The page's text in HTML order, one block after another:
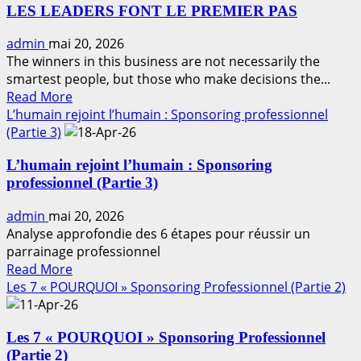
LA
VAGUE
LES LEADERS FONT LE PREMIER PAS
admin mai 20, 2026
The winners in this business are not necessarily the
smartest people, but those who make decisions the...
Read MoreRead
more
about
LEADERS
FONT
PREMIER
PAS
L’humain rejoint l’humain : Sponsoring professionnel
(Partie 3)
L’humain rejoint l’humain : Sponsoring
professionnel (Partie 3)
admin mai 20, 2026
Analyse approfondie des 6 étapes pour réussir un
parrainage professionnel
Read MoreRead
more
about
rejoint
Les 7 « POURQUOI » Sponsoring Professionnel (Partie 2)
Les 7 « POURQUOI » Sponsoring Professionnel
(Partie 2)